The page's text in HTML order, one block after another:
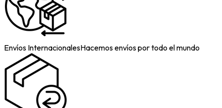
Envíos InternacionalesHacemos envíos por todo el mundo